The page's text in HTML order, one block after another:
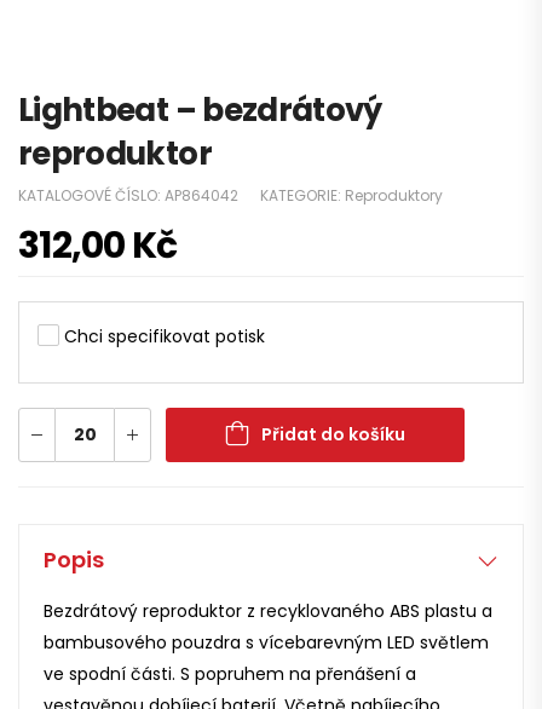
Lightbeat – bezdrátový
reproduktor
KATALOGOVÉ ČÍSLO: AP864042 KATEGORIE: Reproduktory
312,00Kč
Chci specifikovat potisk
Přidat do košíku
Popis
Bezdrátový reproduktor z recyklovaného ABS plastu a
bambusového pouzdra s vícebarevným LED světlem
ve spodní části. S popruhem na přenášení a